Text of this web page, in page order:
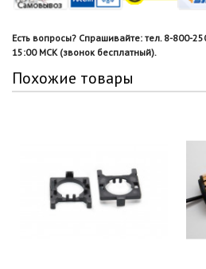
Есть вопросы? Спрашивайте: тел. 8-800-
15:00 МСК (звонок бесплатный).
Похожие товары